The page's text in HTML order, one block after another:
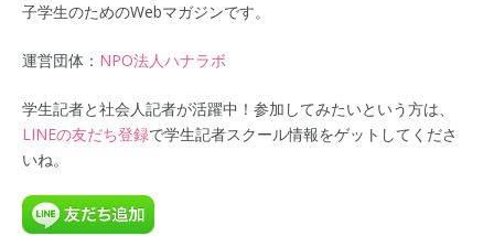
子学生のためのWebマガジンです。
運営団体： NPO法人ハナラボ
学生記者と社会人記者が活躍中！参加してみたいという方は、
LINEの友だち登録で学生記者スクール情報をゲットしてくださ
いね。